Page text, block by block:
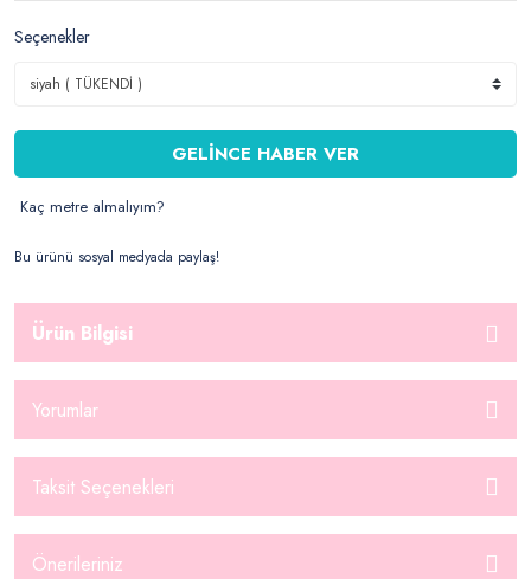
Seçenekler
GELİNCE HABER VER
Kaç metre almalıyım?
Bu ürünü sosyal medyada paylaş!
Ürün Bilgisi
Yorumlar
Taksit Seçenekleri
Önerileriniz